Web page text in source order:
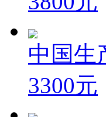
中国生
3300元